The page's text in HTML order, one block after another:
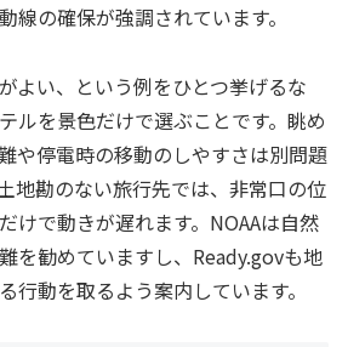
線の確保が強調されています。
よい、という例をひとつ挙げるな
ルを景色だけで選ぶことです。眺め
や停電時の移動のしやすさは別問題
地勘のない旅行先では、非常口の位
けで動きが遅れます。NOAAは自然
を勧めていますし、Ready.govも地
行動を取るよう案内しています。